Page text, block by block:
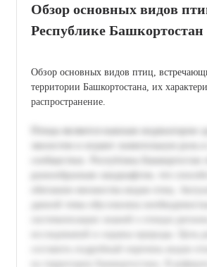
Обзор основных видов
Республике Башкортостан
Обзор основных видов птиц,
территории Башкортостана, их
распространение.